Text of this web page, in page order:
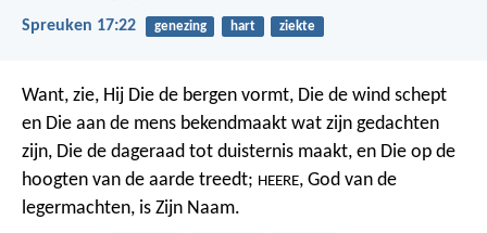
Spreuken 17:22 genezing hart ziekte
Want, zie, Hij Die de bergen vormt, Die de wind schept
en Die aan de mens bekendmaakt wat zijn gedachten
zijn, Die de dageraad tot duisternis maakt, en Die op de
hoogten van de aarde treedt; HEERE, God van de
legermachten, is Zijn Naam.